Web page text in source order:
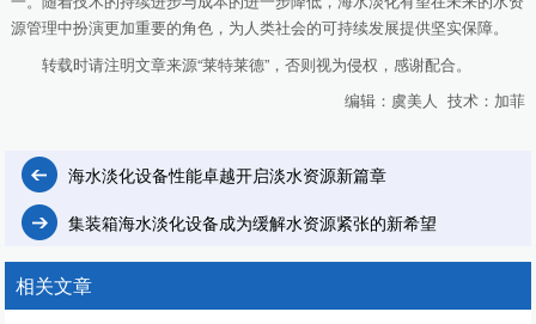
源管理中扮演更加重要的角色，为人类社会的可持续发展提供坚实保障。
转载时请注明文章来源“莱特莱德”，否则视为侵权，感谢配合。
编辑：虞美人 技术：加菲
海水淡化设备性能卓越开启淡水资源新篇章
集装箱海水淡化设备成为缓解水资源紧张的新希望
相关文章